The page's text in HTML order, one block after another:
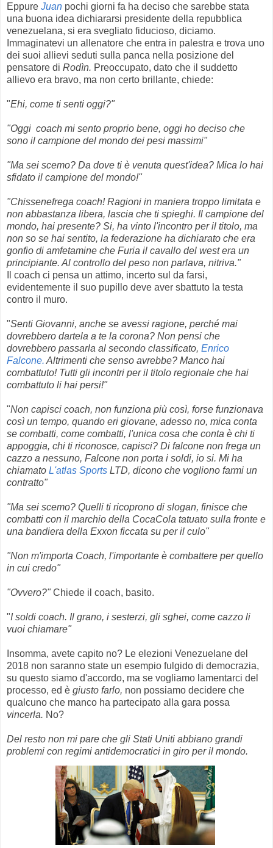
Eppure Juan pochi giorni fa ha deciso che sarebbe stata
una buona idea dichiararsi presidente della repubblica
venezuelana, si era svegliato fiducioso, diciamo.
Immaginatevi un allenatore che entra in palestra e trova uno
dei suoi allievi seduti sulla panca nella posizione del
pensatore di Rodìn. Preoccupato, dato che il suddetto
allievo era bravo, ma non certo brillante, chiede:
"Ehi, come ti senti oggi?"
"Oggi coach mi sento proprio bene, oggi ho deciso che
sono il campione del mondo dei pesi massimi"
"Ma sei scemo? Da dove ti è venuta quest'idea? Mica lo hai
sfidato il campione del mondo!"
"Chissenefrega coach! Ragioni in maniera troppo limitata e
non abbastanza libera, lascia che ti spieghi. Il campione del
mondo, hai presente? Si, ha vinto l'incontro per il titolo, ma
non so se hai sentito, la federazione ha dichiarato che era
gonfio di amfetamine che Furia il cavallo del west era un
principiante. Al controllo del peso non parlava, nitriva."
Il coach ci pensa un attimo, incerto sul da farsi,
evidentemente il suo pupillo deve aver sbattuto la testa
contro il muro.
"Senti Giovanni, anche se avessi ragione, perché mai
dovrebbero dartela a te la corona? Non pensi che
dovrebbero passarla al secondo classificato, Enrico
Falcone. Altrimenti che senso avrebbe? Manco hai
combattuto! Tutti gli incontri per il titolo regionale che hai
combattuto li hai persi!"
"Non capisci coach, non funziona più così, forse funzionava
così un tempo, quando eri giovane, adesso no, mica conta
se combatti, come combatti, l'unica cosa che conta è chi ti
appoggia, chi ti riconosce, capisci? Di falcone non frega un
cazzo a nessuno, Falcone non porta i soldi, io si. Mi ha
chiamato L'atlas Sports LTD, dicono che vogliono farmi un
contratto"
"Ma sei scemo? Quelli ti ricoprono di slogan, finisce che
combatti con il marchio della CocaCola tatuato sulla fronte e
una bandiera della Exxon ficcata su per il culo"
"Non m'importa Coach, l'importante è combattere per quello
in cui credo"
"Ovvero?"Chiede il coach, basito.
"I soldi coach. Il grano, i sesterzi, gli sghei, come cazzo li
vuoi chiamare"
Insomma, avete capito no? Le elezioni Venezuelane del
2018 non saranno state un esempio fulgido di democrazia,
su questo siamo d'accordo, ma se vogliamo lamentarci del
processo, ed è giusto farlo, non possiamo decidere che
qualcuno che manco ha partecipato alla gara possa
vincerla. No?
Del resto non mi pare che gli Stati Uniti abbiano grandi
problemi con regimi antidemocratici in giro per il mondo.